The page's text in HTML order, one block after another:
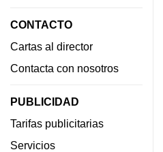
CONTACTO
Cartas al director
Contacta con nosotros
PUBLICIDAD
Tarifas publicitarias
Servicios